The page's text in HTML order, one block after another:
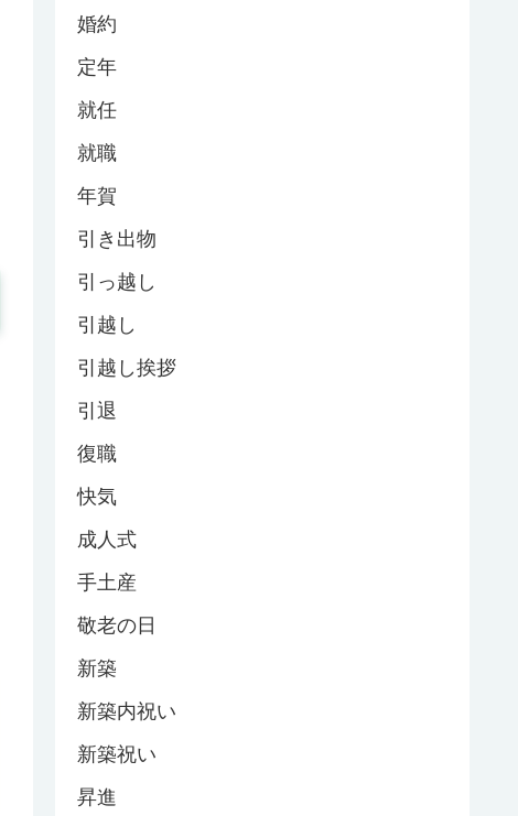
婚約
定年
就任
就職
年賀
引き出物
引っ越し
引越し
引越し挨拶
引退
復職
快気
成人式
手土産
敬老の日
新築
新築内祝い
新築祝い
昇進